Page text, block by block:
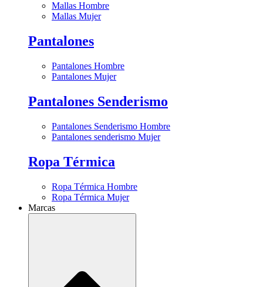
Mallas Hombre
Mallas Mujer
Pantalones
Pantalones Hombre
Pantalones Mujer
Pantalones Senderismo
Pantalones Senderismo Hombre
Pantalones senderismo Mujer
Ropa Térmica
Ropa Térmica Hombre
Ropa Térmica Mujer
Marcas